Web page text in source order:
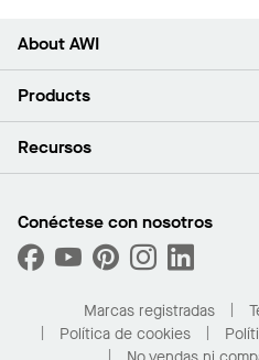
About AWI
Acerca de nosotros
Sala de prensa
¿Cuáles son mis opciones de
Products
Plafones
Capacidades personalizadas
Desempeño
Recursos
Buscar un distribuidor
Solicitar muestras
Compre en línea con Kanopi
Para el hogar
Conéctese con nosotros
Marcas registradas
Política de cookies